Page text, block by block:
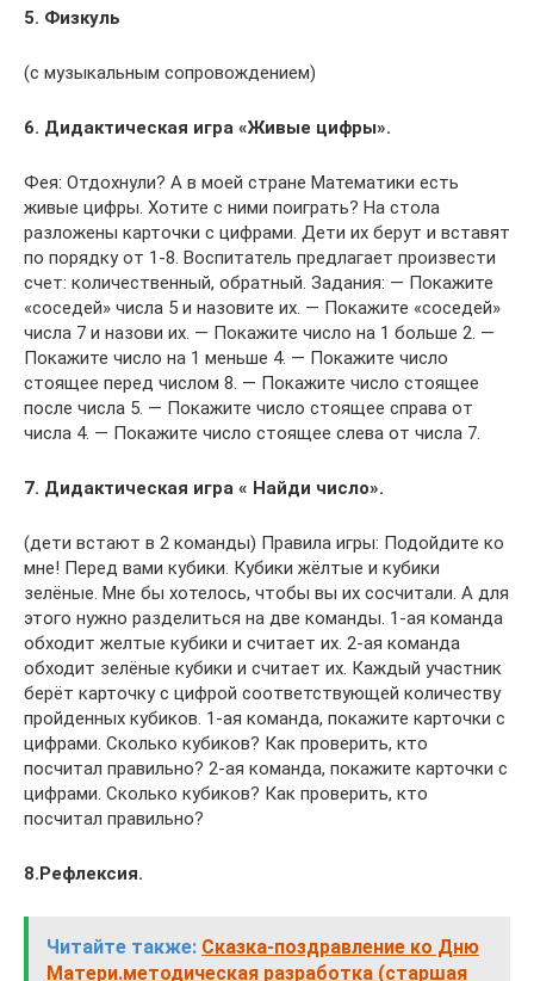
5. Физкуль
(с музыкальным сопровождением)
6. Дидактическая игра «Живые цифры».
Фея: Отдохнули? А в моей стране Математики есть
живые цифры. Хотите с ними поиграть? На стола
разложены карточки с цифрами. Дети их берут и вставят
по порядку от 1-8. Воспитатель предлагает произвести
счет: количественный, обратный. Задания: — Покажите
«соседей» числа 5 и назовите их. — Покажите «соседей»
числа 7 и назови их. — Покажите число на 1 больше 2. —
Покажите число на 1 меньше 4. — Покажите число
стоящее перед числом 8. — Покажите число стоящее
после числа 5. — Покажите число стоящее справа от
числа 4. — Покажите число стоящее слева от числа 7.
7. Дидактическая игра « Найди число».
(дети встают в 2 команды) Правила игры: Подойдите ко
мне! Перед вами кубики. Кубики жёлтые и кубики
зелёные. Мне бы хотелось, чтобы вы их сосчитали. А для
этого нужно разделиться на две команды. 1-ая команда
обходит желтые кубики и считает их. 2-ая команда
обходит зелёные кубики и считает их. Каждый участник
берёт карточку с цифрой соответствующей количеству
пройденных кубиков. 1-ая команда, покажите карточки с
цифрами. Сколько кубиков? Как проверить, кто
посчитал правильно? 2-ая команда, покажите карточки с
цифрами. Сколько кубиков? Как проверить, кто
посчитал правильно?
8.Рефлексия.
Читайте также: Сказка-поздравление ко Дню
Матери.методическая разработка (старшая